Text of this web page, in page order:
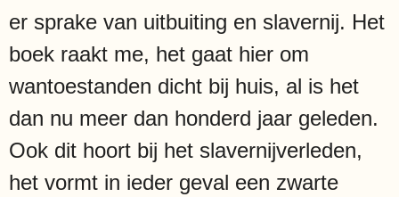
er sprake van uitbuiting en slavernij. Het
boek raakt me, het gaat hier om
wantoestanden dicht bij huis, al is het
dan nu meer dan honderd jaar geleden.
Ook dit hoort bij het slavernijverleden,
het vormt in ieder geval een zwarte